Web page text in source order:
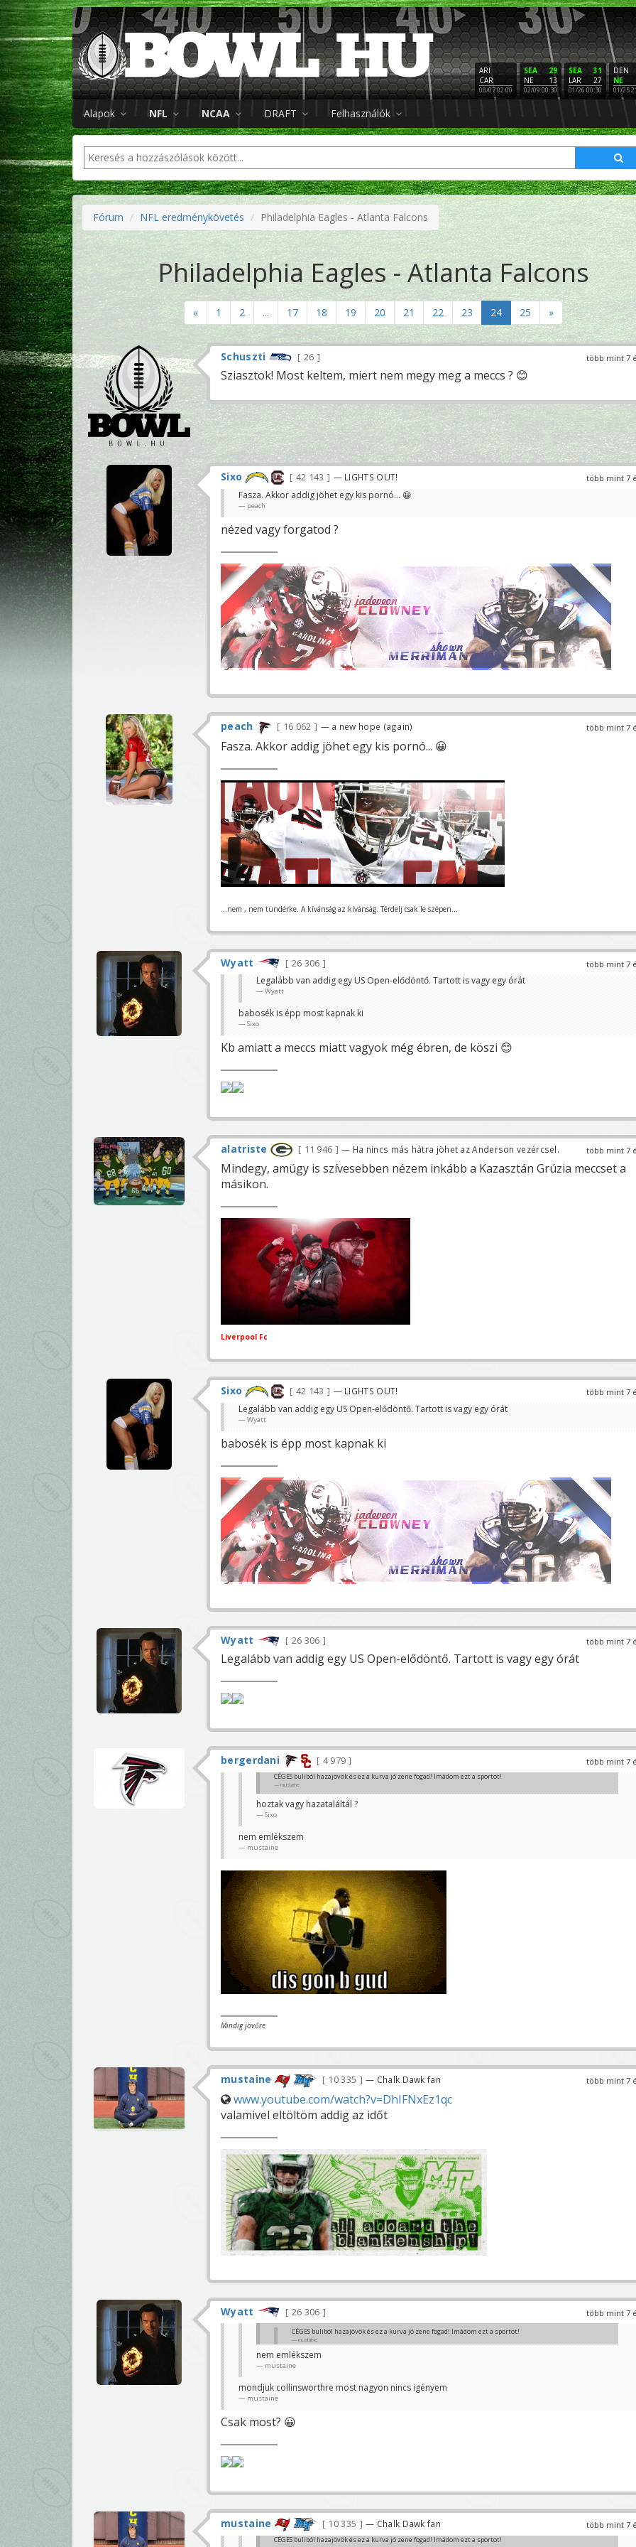
ARI
CAR
08/07 02:00
29
SEA
13
NE
02/09 00:30
31
SEA
27
LAR
01/26 00:30
DEN
NE
01/25
Alapok NFL NCAA DRAFT Felhasználók
Fórum NFL eredménykövetés Philadelphia Eagles - Atlanta Falcons
Philadelphia Eagles - Atlanta Falcons
« 1 2 ... 17 18 19 20 21 22 23 24 25 »
több mint 7
Schuszti 26
Sziasztok! Most keltem, miert nem megy meg a meccs ? 😊
több mint 7
Sixo 42 143 — LIGHTS OUT!
Fasza. Akkor addig jöhet egy kis pornó... 😀
peach
nézed vagy forgatod ?
több mint 7
peach 16 062 — a new hope (again)
Fasza. Akkor addig jöhet egy kis pornó... 😀
...nem , nem tündérke. A kívánság az kívánság. Térdelj csak le szépen...
több mint 7
Wyatt
26 306
Legalább van addig egy US Open-elődöntő. Tartott is vagy egy órát
Wyatt
babosék is épp most kapnak ki
Sixo
Kb amiatt a meccs miatt vagyok még ébren, de köszi 😊
több mint 7
alatriste 11 946 — Ha nincs más hátra jöhet az Anderson vezércsel.
Mindegy, amúgy is szívesebben nézem inkább a Kazasztán Grúzia meccset a
másikon.
Liverpool Fc
több mint 7
Sixo 42 143 — LIGHTS OUT!
Legalább van addig egy US Open-elődöntő. Tartott is vagy egy órát
Wyatt
babosék is épp most kapnak ki
több mint 7
Wyatt 26 306
Legalább van addig egy US Open-elődöntő. Tartott is vagy egy órát
több mint 7
bergerdani 4 979
CÉGES buliból hazajövök és ez a kurva jó zene fogad! Imádom ezt a sportot!
mustaine
hoztak vagy hazataláltál ?
Sixo
nem emlékszem
mustaine
Mindig jövőre
több mint 7
mustaine 10 335 — Chalk Dawk fan
www.youtube.com/watch?v=DhIFNxEz1qc
valamivel eltöltöm addig az időt
több mint 7
Wyatt 26 306
CÉGES buliból hazajövök és ez a kurva jó zene fogad! Imádom ezt a sportot!
mustaine
hoztak vagy hazataláltál ?
Sixo
nem emlékszem
mustaine
mondjuk collinsworthre most nagyon nincs igényem
mustaine
Csak most? 😀
több mint 7
mustaine 10 335 — Chalk Dawk fan
CÉGES buliból hazajövök és ez a kurva jó zene fogad! Imádom ezt a sportot!